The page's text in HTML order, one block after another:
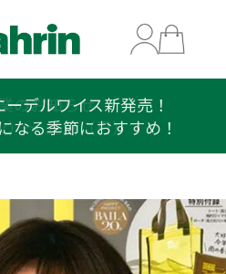
デルワイス新発売！
なる季節におすすめ！